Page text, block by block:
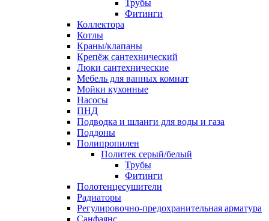
Трубы
Фитинги
Коллектора
Котлы
Краны/клапаны
Крепёж сантехнический
Люки сантехнические
Мебель для ванных комнат
Мойки кухонные
Насосы
ПНД
Подводка и шланги для воды и газа
Поддоны
Полипропилен
Политек серый/белый
Трубы
Фитинги
Полотенцесушители
Радиаторы
Регулировочно-предохранительная арматура
Санфаянс